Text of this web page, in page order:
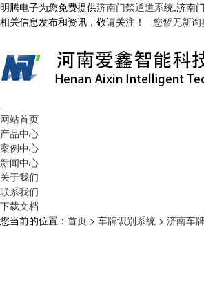
明腾电子为您免费提供济南门禁通道系统,济南
相关信息发布和资讯，敬请关注！ 您暂无新询
网站首页
产品中心
案例中心
新闻中心
关于我们
联系我们
下载文档
您当前的位置： 首页 > 车牌识别系统 > 济南车